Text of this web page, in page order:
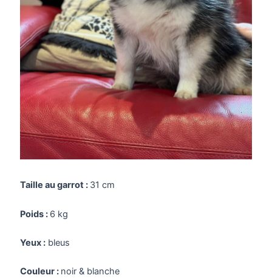
Taille au garrot : 31 cm
Poids : 6 kg
Yeux :bleus
Couleur : noir & blanche